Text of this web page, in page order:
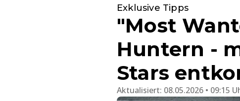
Exklusive Tipps
"Most
Huntern -
Stars
Aktualisiert: 08.05.2026 • 09:15